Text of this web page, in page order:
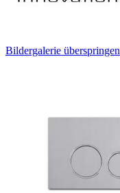
Bildergalerie überspringen